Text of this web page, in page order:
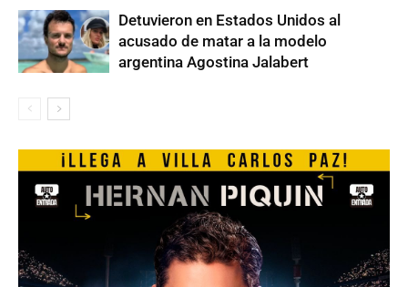
Detuvieron en Estados Unidos al
acusado de matar a la modelo
argentina Agostina Jalabert